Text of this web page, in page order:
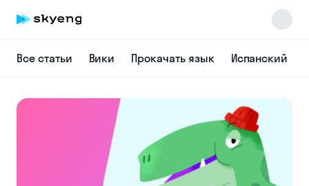
Все статьи Вики Прокачать язык Испанский